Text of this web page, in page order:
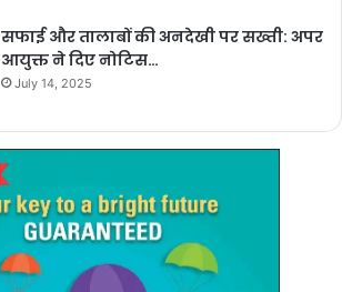
सफाई और तालाबों की अनदेखी पर सख्ती: अपर
आयुक्त ने दिए नोटिस…
July 14, 2025